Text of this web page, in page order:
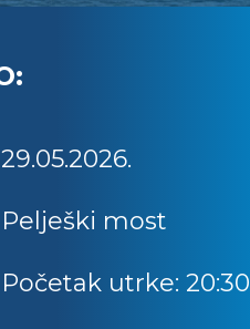
29.05.2026.
Pelješki most
Početak utrke: 20:30